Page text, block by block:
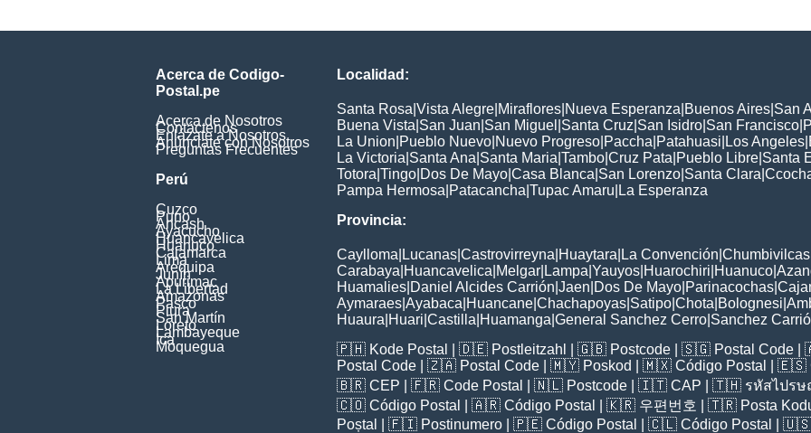
Acerca de Codigo-
Postal.pe
Acerca de Nosotros
Contáctenos
Enlázate a Nosotros
Anúnciate con Nosotros
Preguntas Frecuentes
Perú
Cuzco
Puno
Ancash
Ayacucho
Huancavelica
Huanuco
Cajamarca
Lima
Arequipa
Junín
Apurimac
La Libertad
Amazonas
Pasco
Piura
San Martín
Loreto
Lambayeque
Ica
Moquegua
Localidad:
Santa Rosa Vista Alegre Miraflores Nueva Esperanza Buenos Aires San
Buena Vista San Juan San Miguel Santa Cruz San Isidro San Francisco
La Union Pueblo Nuevo Nuevo Progreso Paccha Patahuasi Los Angeles
La Victoria Santa Ana Santa Maria Tambo Cruz Pata Pueblo Libre Santa
Totora Tingo Dos De Mayo Casa Blanca San Lorenzo Santa Clara
Pampa Hermosa Patacancha Tupac Amaru La Esperanza
Provincia:
Caylloma Lucanas Castrovirreyna Huaytara La Convención Chumbivilcas
Carabaya Huancavelica Melgar Lampa Yauyos Huarochiri Huanuco
Huamalies Daniel Alcides Carrión Jaen Dos De Mayo Parinacochas
Aymaraes Ayabaca Huancane Chachapoyas Satipo Chota Bolognesi
Huaura Huari Castilla Huamanga General Sanchez Cerro Sanchez
🇵🇭 Kode Postal | 🇩🇪 Postleitzahl | 🇬🇧 Postcode | 🇸🇬 Postal Code |
Postal Code | 🇿🇦 Postal Code | 🇲🇾 Poskod | 🇲🇽 Código Postal | 🇪🇸
🇧🇷 CEP | 🇫🇷 Code Postal | 🇳🇱 Postcode | 🇮🇹 CAP | 🇹🇭 รหัสไปร
🇨🇴 Código Postal | 🇦🇷 Código Postal | 🇰🇷 우편번호 | 🇹🇷 Posta
Poștal
| 🇫🇮 Postinumero | 🇵🇪 Código Postal | 🇨🇱 Código Postal |